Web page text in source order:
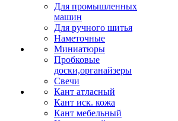
Для промышленных
машин
Для ручного шитья
Наметочные
Миниатюры
Пробковые
доски,органайзеры
Свечи
Кант атласный
Кант иск. кожа
Кант мебельный